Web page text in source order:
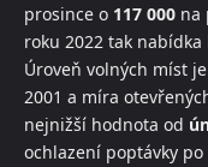
prosince o 117 000 na
roku 2022 tak nabídka
Úroveň volných míst
2001 a míra
nejnižší hodnota od
ochlazení poptávky